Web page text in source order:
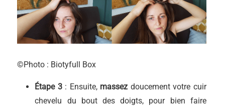
©Photo : Biotyfull Box
Étape 3 : Ensuite, massez doucement votre cuir
chevelu du bout des doigts, pour bien faire